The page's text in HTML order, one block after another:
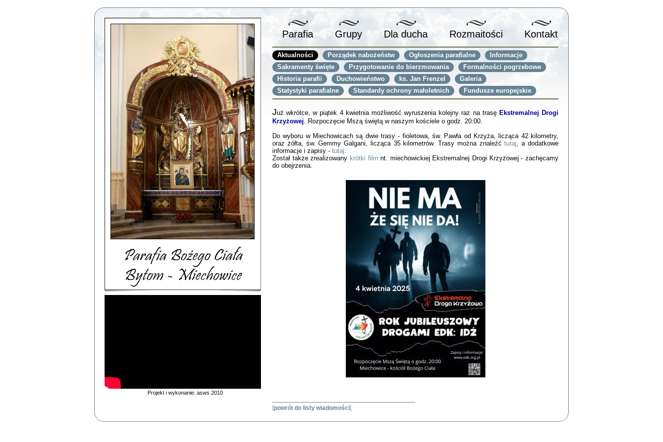
Projekt i wykonanie: asws 2010
Parafia Grupy Dla ducha Rozmaitości Kontakt
Aktualności Porządek nabożeństw Ogłoszenia parafialne
Informacje
Sakramenty święte
Przygotowanie do bierzmowania
Formalności pogrzebowe
Historia parafii
Duchowieństwo ks. Jan Frenzel
Galeria
Statystyki parafialne
Standardy ochrony małoletnich Fundusze europejskie
Już wkrótce, w piątek 4 kwietnia możliwość wyruszenia kolejny raz na trasę Ekstremalnej Drogi
Krzyżowej. Rozpoczęcie Mszą świętą w naszym kościele o godz. 20:00.
Do wyboru w Miechowicach są dwie trasy - fioletowa, św. Pawła od Krzyża, licząca 42 kilometry,
oraz żółta, św. Gemmy Galgani, licząca 35 kilometrów. Trasy można znaleźćtutaj, a dodatkowe
informacje i zapisy - tutaj.
Został także zrealizowany krótki film nt. miechowickiej Ekstremalnej Drogi Krzyżowej - zachęcamy
do obejrzenia.
[powrót do listy wiadomości]